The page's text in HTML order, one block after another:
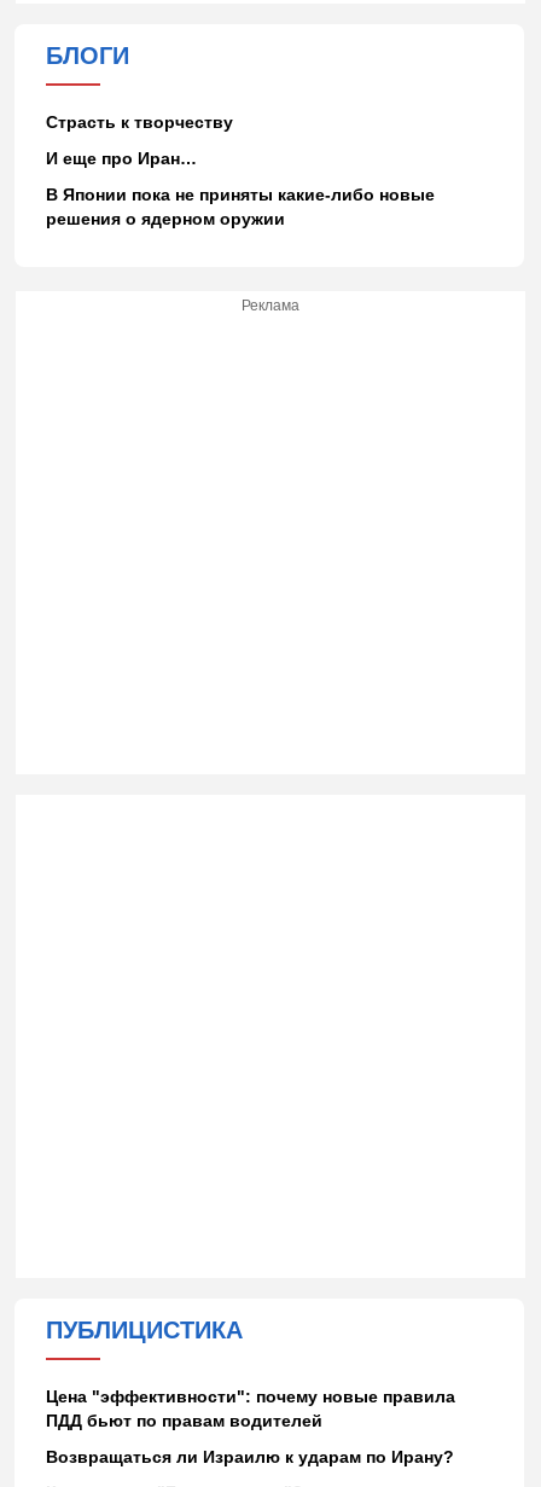
БЛОГИ
Страсть к творчеству
И еще про Иран…
В Японии пока не приняты какие-либо новые
решения о ядерном оружии
Реклама
ПУБЛИЦИСТИКА
Цена "эффективности": почему новые правила
ПДД бьют по правам водителей
Возвращаться ли Израилю к ударам по Ирану?